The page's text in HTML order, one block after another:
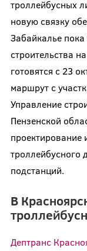
троллейбусных
новую связку
Забайкалье
строительства
готовятся с 23
маршрут с
Управление
Пензенской
проектирование
троллейбусного
подстанций.
В
Дептранс